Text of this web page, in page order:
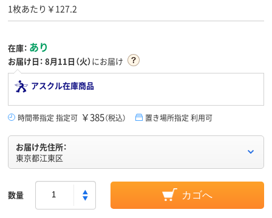
1枚あたり￥127.2
在庫： あり
お届け日： 8月11日（火）にお届け
アスクル在庫商品
時間帯指定 指定可 ￥385（税込） 置き場所指定 利用可
お届け先住所：
東京都江東区
数量 カゴへ